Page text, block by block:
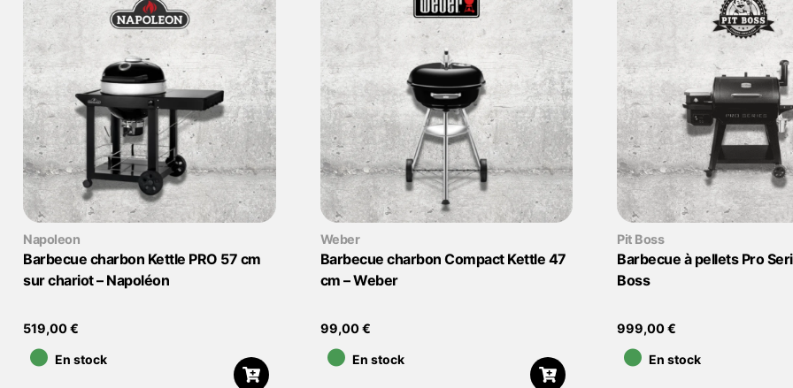
Napoleon
Barbecue charbon Kettle PRO 57 cm
sur chariot – Napoléon
519,00€
•En stock
Weber
Barbecue charbon Compact Kettle 47
cm – Weber
99,00€
•En stock
Pit Boss
Barbecue à pellets Pro
Boss
999,00€
•En stock